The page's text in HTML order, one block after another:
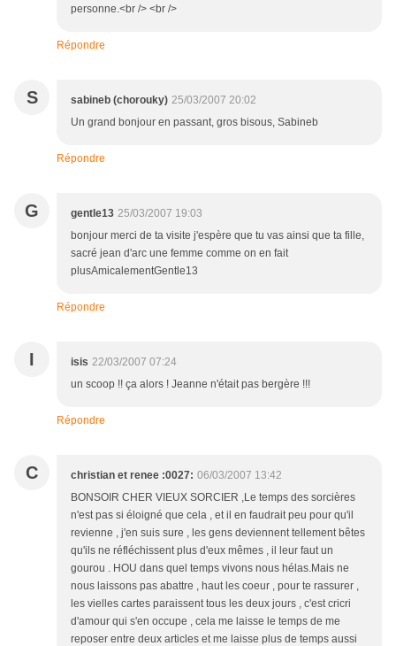
personne.<br /> <br />
Répondre
S sabineb (chorouky) 25/03/2007 20:02
Un grand bonjour en passant, gros bisous, Sabineb
Répondre
G gentle13 25/03/2007 19:03
bonjour merci de ta visite j'espère que tu vas ainsi que ta fille,
sacré jean d'arc une femme comme on en fait
plusAmicalementGentle13
Répondre
I isis 22/03/2007 07:24
un scoop !! ça alors ! Jeanne n'était pas bergère !!!
Répondre
C christian et renee :0027: 06/03/2007 13:42
BONSOIR CHER VIEUX SORCIER ,Le temps des sorcières
n'est pas si éloigné que cela , et il en faudrait peu pour qu'il
revienne , j'en suis sure , les gens deviennent tellement bêtes
qu'ils ne réfléchissent plus d'eux mêmes , il leur faut un
gourou . HOU dans quel temps vivons nous hélas.Mais ne
nous laissons pas abattre , haut les coeur , pour te rassurer ,
les vielles cartes paraissent tous les deux jours , c'est cricri
d'amour qui s'en occupe , cela me laisse le temps de me
reposer entre deux articles et me laisse plus de temps aussi